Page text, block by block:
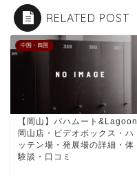
RELATED POST
中国・四国
【岡山】バハムート&Lagoon
岡山店・ビデオボックス・ハ
ッテン場・発展場の詳細・体
験談・口コミ